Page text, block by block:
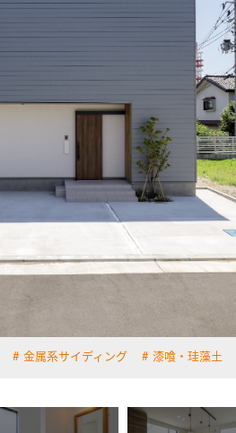
金属系サイディング 漆喰・珪藻土